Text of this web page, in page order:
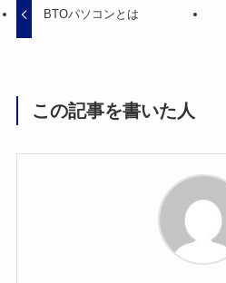
BTOパソコンとは
この記事を書いた人